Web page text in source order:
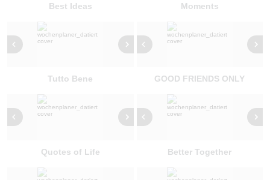
Best Ideas Moments
Tutto Bene GOOD FRIENDS ONLY
Quotes of Life Better Together